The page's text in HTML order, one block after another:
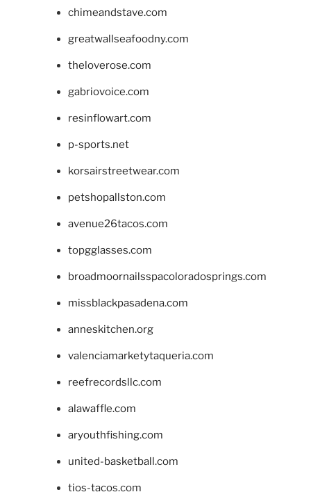
chimeandstave.com
greatwallseafoodny.com
theloverose.com
gabriovoice.com
resinflowart.com
p-sports.net
korsairstreetwear.com
petshopallston.com
avenue26tacos.com
topgglasses.com
broadmoornailsspacoloradosprings.com
missblackpasadena.com
anneskitchen.org
valenciamarketytaqueria.com
reefrecordsllc.com
alawaffle.com
aryouthfishing.com
united-basketball.com
tios-tacos.com